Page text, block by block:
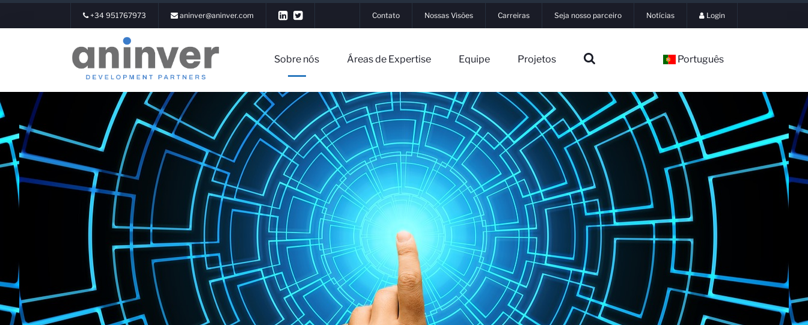
+34 951767973 aninver@aninver.com Contato Nossas Visões Carreiras Seja nosso parceiro Notícias Login
Sobre nós Áreas de Expertise Equipe Projetos Português
Login